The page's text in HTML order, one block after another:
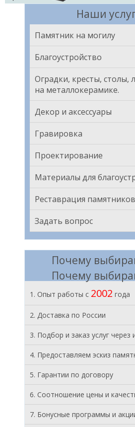
Наши
Памятник на могилу
Благоустройство
Оградки, кресты, столы,
на металлокерамике.
Декор и аксессуары
Гравировка
Проектирование
Материалы для
Реставрация памятников
Задать вопрос
Почему
Почему
1. Опыт работы с 2002 года
2. Доставка по России
3. Подбор и заказ услуг через
4. Предоставляем эскиз
5. Гарантии по договору
6. Соотношение цены и
7. Бонусные программы и